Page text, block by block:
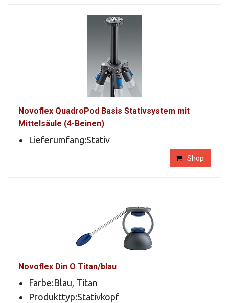
Novoflex QuadroPod Basis Stativsystem mit
Mittelsäule (4-Beinen)
Lieferumfang:Stativ
Shop
Novoflex Din O Titan/blau
Farbe:Blau, Titan
Produkttyp:Stativkopf